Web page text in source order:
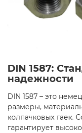
DIN 1587:
надежности
DIN 1587 – это
размеры,
колпачковых гаек.
гарантирует